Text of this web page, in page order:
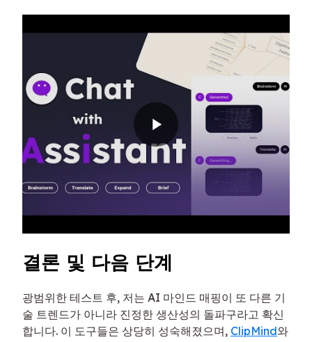
결론 및 다음 단계
광범위한 테스트 후, 저는 AI 마인드 매핑이 또 다른 기
술 트렌드가 아니라 진정한 생산성의 돌파구라고 확신
합니다. 이 도구들은 상당히 성숙해졌으며, ClipMind와